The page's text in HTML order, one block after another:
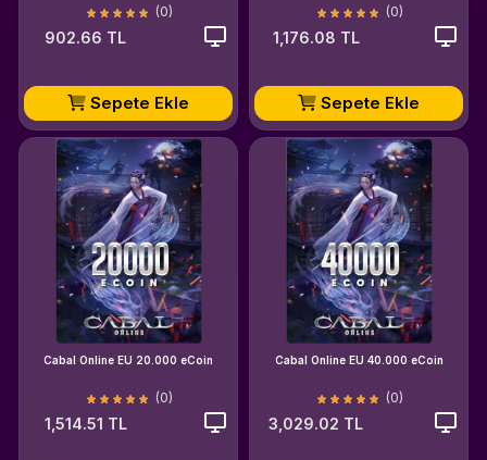
(0)
902.66 TL
Sepete Ekle
(0)
1,176.08 TL
Sepete Ekle
Cabal Online EU 20.000 eCoin
(0)
1,514.51 TL
Cabal Online EU 40.000 eCoin
(0)
3,029.02 TL